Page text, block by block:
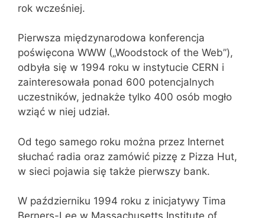
rok wcześniej.
Pierwsza międzynarodowa konferencja
poświęcona WWW („Woodstock of the Web”),
odbyła się w 1994 roku w instytucie CERN i
zainteresowała ponad 600 potencjalnych
uczestników, jednakże tylko 400 osób mogło
wziąć w niej udział.
Od tego samego roku można przez Internet
słuchać radia oraz zamówić pizzę z Pizza Hut,
w sieci pojawia się także pierwszy bank.
W październiku 1994 roku z inicjatywy Tima
Berners-Lee w Massachusetts Institute of